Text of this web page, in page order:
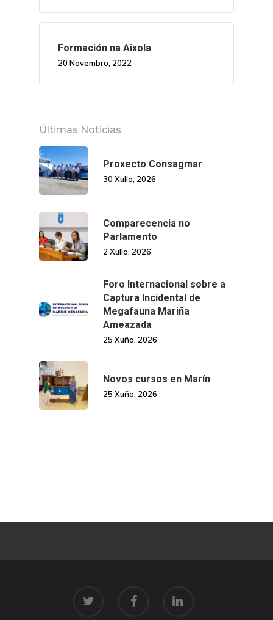
Formación na Aixola
20 Novembro, 2022
Últimas Noticias
Proxecto Consagmar
30 Xullo, 2026
Comparecencia no
Parlamento
2 Xullo, 2026
Foro Internacional sobre a
Captura Incidental de
Megafauna Mariña
Ameazada
25 Xuño, 2026
Novos cursos en Marín
25 Xuño, 2026